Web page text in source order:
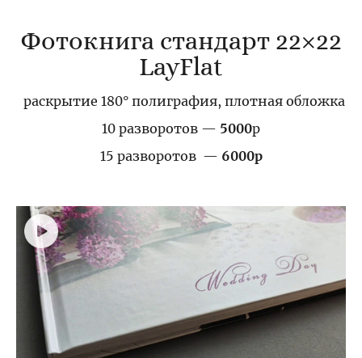
Фотокнига стандарт 22×22
LayFlat
раскрытие 180° полиграфия, плотная обложка
10 разворотов — 5000р
15 разворотов — 6000р